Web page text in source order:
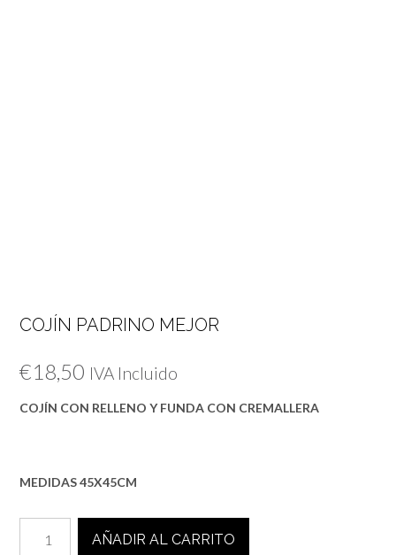
COJÍN PADRINO MEJOR
€18,50 IVA Incluido
COJÍN CON RELLENO Y FUNDA CON CREMALLERA
MEDIDAS 45X45CM
PADRINO
AÑADIR AL CARRITO